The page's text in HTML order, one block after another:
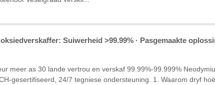
Suiwerheid >99.99% · Pasgemaakte
meer as 30 lande vertrou en verskaf 99.99%-99.999%
gesertifiseerd, 24/7 tegniese ondersteuning. ‌1. Waarom dryf